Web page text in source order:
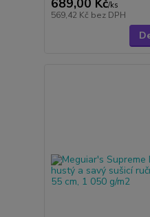
689,00 Kč/ks
569,42 Kč bez DPH